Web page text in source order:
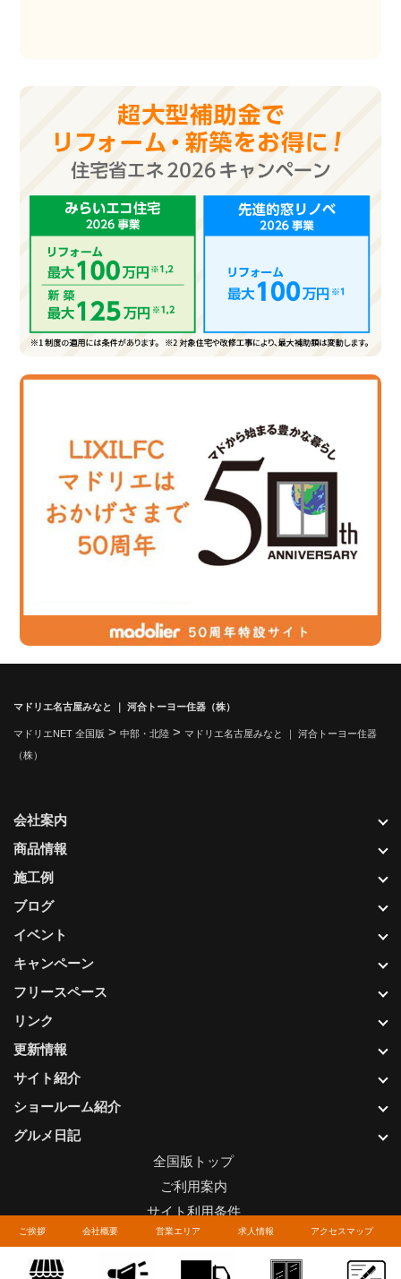
ご挨拶 会社概要 営業エリア 求人情報 アクセスマップ
マドリエ名古屋みなと ｜ 河合トーヨー住器（株）
マドリエNET 全国版 > 中部・北陸 > マドリエ名古屋みなと ｜ 河合トーヨー住器
（株）
更新情報
サイト紹介
ショールーム紹介
グルメ日記
会社案内
商品情報
施工例
ブログ
イベント
キャンペーン
フリースペース
リンク
全国版トップ
ご利用案内
サイト利用条件
プライバシーポリシー
関連リンク